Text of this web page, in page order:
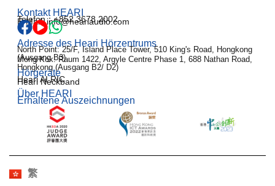
Kontakt HEARI
Telefon：+852 3678 2002
E-Mail: info@heariaudio.com
Adresse des Heari Hörzentrums
North Point: 25/F, Island Place Tower, 510 King's Road, Hongkong
(Ausgang B3)
Mong Kok: Raum 1422, Argyle Centre Phase 1, 688 Nathan Road,
Hongkong (Ausgang B2/ D2)
Hörgeräte
Heari AI RIC
Heari Neckband
Über HEARI
Erhaltene Auszeichnungen
繁
한국어
日本語